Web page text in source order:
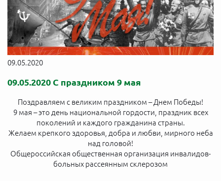
09.05.2020
09.05.2020 С праздником 9 мая
Поздравляем с великим праздником – Днем Победы!
9 мая – это день национальной гордости, праздник всех
поколений и каждого гражданина страны.
Желаем крепкого здоровья, добра и любви, мирного неба
над головой!
Общероссийская общественная организация инвалидов-
больных рассеянным склерозом